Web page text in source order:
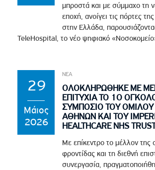
μπροστά και με σύμμαχο τη
εποχή, ανοίγει τις πόρτες
στην Ελλάδα,
TeleHospital, το νέο ψηφιακό
29
Μάιος
2026
ΝΕΑ
ΟΛΟΚΛΗΡΩΘΗΚΕ ΜΕ
ΕΠΙΤΥΧΙΑ ΤΟ 1Ο
ΣΥΜΠΟΣΙΟ ΤΟΥ ΟΜΙΛΟΥ
ΑΘΗΝΩΝ ΚΑΙ ΤΟΥ
HEALTHCARE NHS
Με επίκεντρο το μέλλον της
φροντίδας και τη διεθνή
συνεργασία,